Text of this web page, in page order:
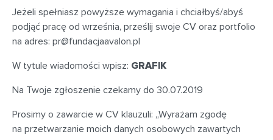
Jeżeli spełniasz powyższe wymagania i chciałbyś/abyś
podjąć pracę od września, prześlij swoje CV oraz portfolio
na adres: pr@fundacjaavalon.pl
W tytule wiadomości wpisz: GRAFIK
Na Twoje zgłoszenie czekamy do 30.07.2019
Prosimy o zawarcie w CV klauzuli: „Wyrażam zgodę
na przetwarzanie moich danych osobowych zawartych